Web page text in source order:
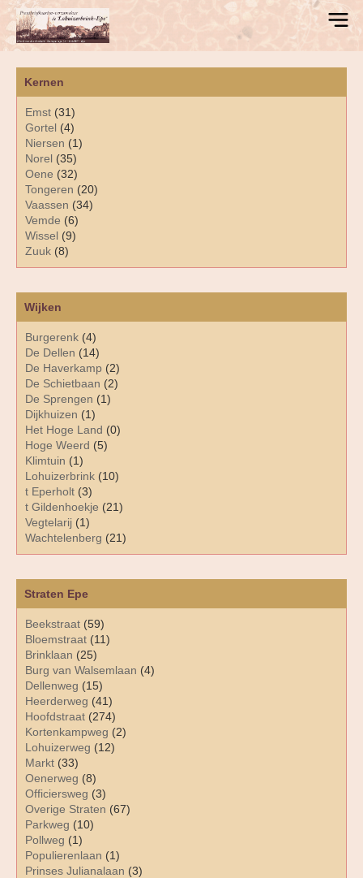
Kernen
Emst (31)
Gortel (4)
Niersen (1)
Norel (35)
Oene (32)
Tongeren (20)
Vaassen (34)
Vemde (6)
Wissel (9)
Zuuk (8)
Straten Epe
Beekstraat (59)
Bloemstraat (11)
Brinklaan (25)
Burg van Walsemlaan (4)
Dellenweg (15)
Heerderweg (41)
Hoofdstraat (274)
Kortenkampweg (2)
Lohuizerweg (12)
Markt (33)
Oenerweg (8)
Officiersweg (3)
Overige Straten (67)
Parkweg (10)
Pollweg (1)
Populierenlaan (1)
Prinses Julianalaan (3)
Wijken
Burgerenk (4)
De Dellen (14)
De Haverkamp (2)
De Schietbaan (2)
De Sprengen (1)
Dijkhuizen (1)
Het Hoge Land (0)
Hoge Weerd (5)
Klimtuin (1)
Lohuizerbrink (10)
t Eperholt (3)
t Gildenhoekje (21)
Vegtelarij (1)
Wachtelenberg (21)